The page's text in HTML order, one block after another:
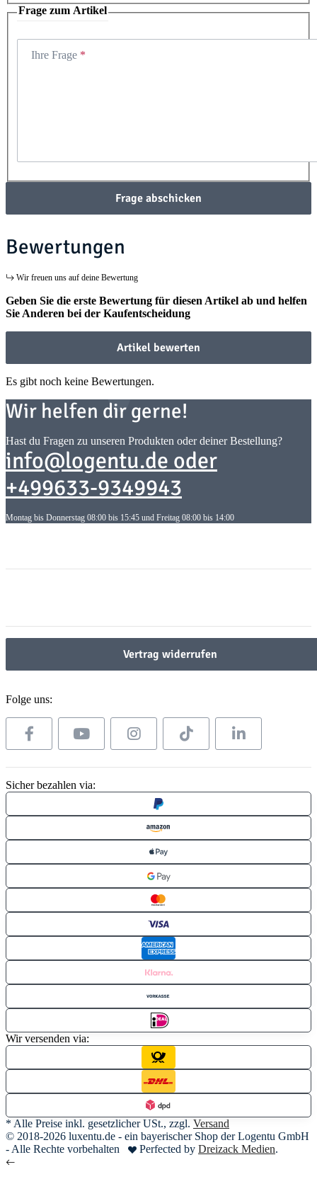
Frage zum Artikel
Ihre Frage
Frage abschicken
Bewertungen
Wir freuen uns auf deine Bewertung
Geben Sie die erste Bewertung für diesen Artikel ab und helfen
Sie Anderen bei der Kaufentscheidung
Artikel bewerten
Es gibt noch keine Bewertungen.
Wir helfen dir gerne!
Hast du Fragen zu unseren Produkten oder deiner Bestellung?
info@logentu.de oder
+499633-9349943
Montag bis Donnerstag 08:00 bis 15:45 und Freitag 08:00 bis 14:00
Vertrag widerrufen
Folge uns:
Sicher bezahlen via:
Wir versenden via:
* Alle Preise inkl. gesetzlicher USt., zzgl. Versand
© 2018-2026 luxentu.de - ein bayerischer Shop der Logentu GmbH
- Alle Rechte vorbehalten
Perfected by Dreizack Medien.